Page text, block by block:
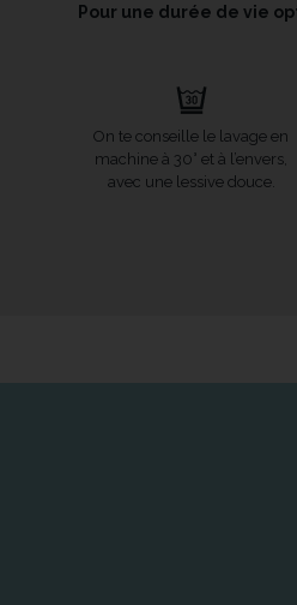
Pour une durée de vie
On te conseille le lavage en
machine à 30° et à l’envers,
avec une lessive douce.